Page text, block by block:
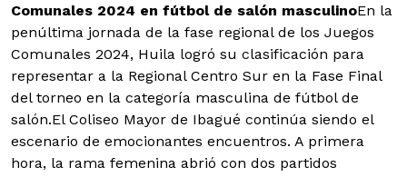
Comunales 2024 en fútbol de salón masculinoEn la
penúltima jornada de la fase regional de los Juegos
Comunales 2024, Huila logró su clasificación para
representar a la Regional Centro Sur en la Fase Final
del torneo en la categoría masculina de fútbol de
salón.El Coliseo Mayor de Ibagué continúa siendo el
escenario de emocionantes encuentros. A primera
hora, la rama femenina abrió con dos partidos